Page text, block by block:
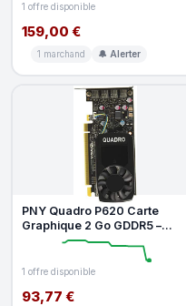
1 offre disponible
159,00 €
1 marchand 🔔 Alerter
PNY Quadro P620 Carte
Graphique 2 Go GDDR5 –
Low-Profile – Single Slot
1 offre disponible
93,77 €